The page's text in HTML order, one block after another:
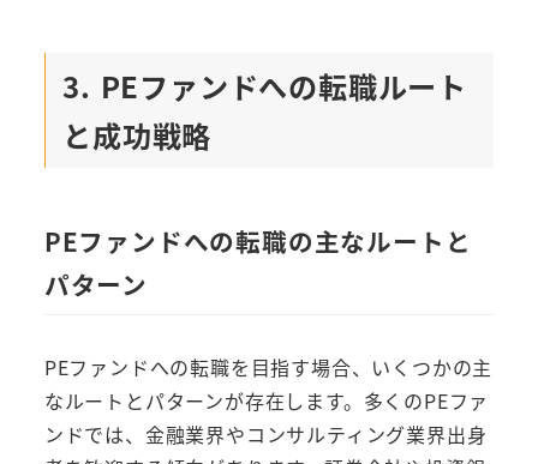
3. PEファンドへの転職ルート
と成功戦略
PEファンドへの転職の主なルートと
パターン
PEファンドへの転職を目指す場合、いくつかの主
なルートとパターンが存在します。多くのPEファ
ンドでは、金融業界やコンサルティング業界出身